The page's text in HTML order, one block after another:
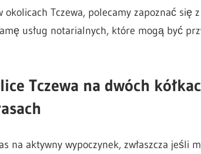
okolicach Tczewa, polecamy zapoznać się
usług notarialnych, które mogą być
Tczewa na dwóch
na aktywny wypoczynek, zwłaszcza jeśli